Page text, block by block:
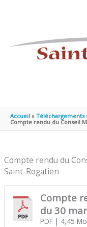
Accueil
Téléchargements
Compte rendu du Conseil
Compte rendu du
Saint-Rogatien
Compte
du 30
PDF| 4,45 Mo